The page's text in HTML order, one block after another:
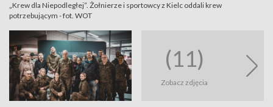
„Krew dla Niepodległej”. Żołnierze i sportowcy z Kielc oddali krew
potrzebującym - fot. WOT
(11)
Zobacz zdjęcia